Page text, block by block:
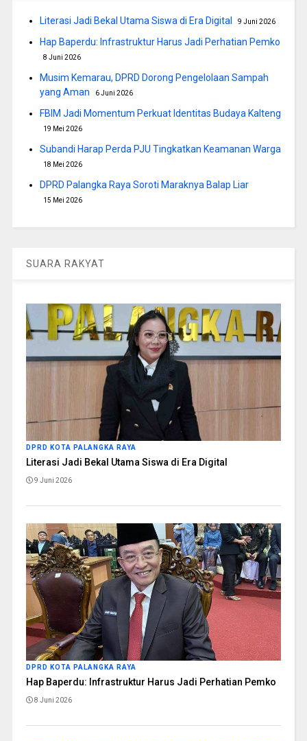
Literasi Jadi Bekal Utama Siswa di Era Digital 9 Juni 2026
Hap Baperdu: Infrastruktur Harus Jadi Perhatian Pemko
8 Juni 2026
Musim Kemarau, DPRD Dorong Pengelolaan Sampah
yang Aman
6 Juni 2026
FBIM Jadi Momentum Perkuat Identitas Budaya Kalteng
19 Mei 2026
Subandi Harap Perda PJU Tingkatkan Keamanan Warga
18 Mei 2026
DPRD Palangka Raya Soroti Maraknya Balap Liar
15 Mei 2026
SUARA RAKYAT
DPRD KOTA PALANGKA RAYA
Literasi Jadi Bekal Utama Siswa di Era Digital
9 Juni 2026
DPRD KOTA PALANGKA RAYA
Hap Baperdu: Infrastruktur Harus Jadi Perhatian Pemko
8 Juni 2026